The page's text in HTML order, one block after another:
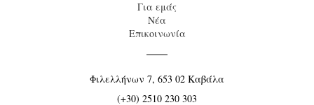
Για εμάς
Νέα
Επικοινωνία
Φιλελλήνων 7, 653 02 Καβάλα
(+30) 2510 230 303